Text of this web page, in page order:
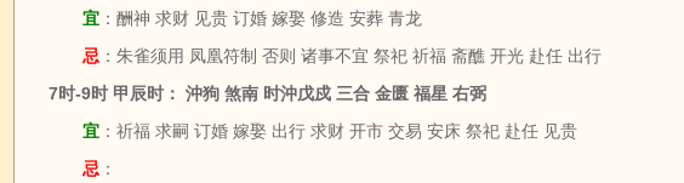
宜 ：酬神 求财 见贵 订婚 嫁娶 修造 安葬 青龙
忌 ：朱雀须用 凤凰符制 否则 诸事不宜 祭祀 祈福 斋醮 开光 赴任 出行
7时-9时 甲辰时： 沖狗 煞南 时沖戊戍 三合 金匮 福星 右弼
宜 ：祈福 求嗣 订婚 嫁娶 出行 求财 开市 交易 安床 祭祀 赴任 见贵
忌 ：